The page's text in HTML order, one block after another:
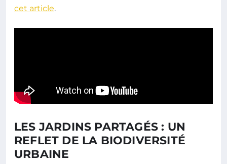
cet article.
LES JARDINS PARTAGÉS : UN
REFLET DE LA BIODIVERSITÉ
URBAINE